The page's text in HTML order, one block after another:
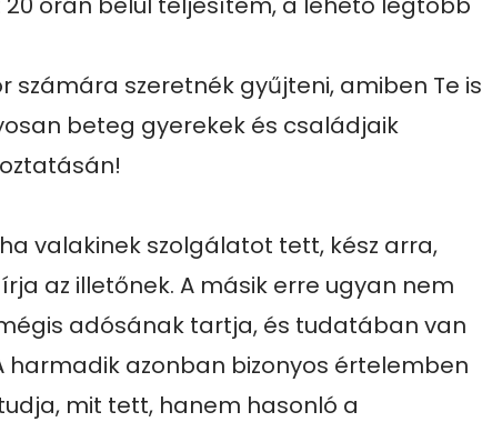
számára szeretnék gyűjteni, amiben Te is
beteg gyerekek és családjaik
valakinek szolgálatot tett, kész arra,
az illetőnek. A másik erre ugyan nem
adósának tartja, és tudatában van
harmadik azonban bizonyos értelemben
mit tett, hanem hasonló a